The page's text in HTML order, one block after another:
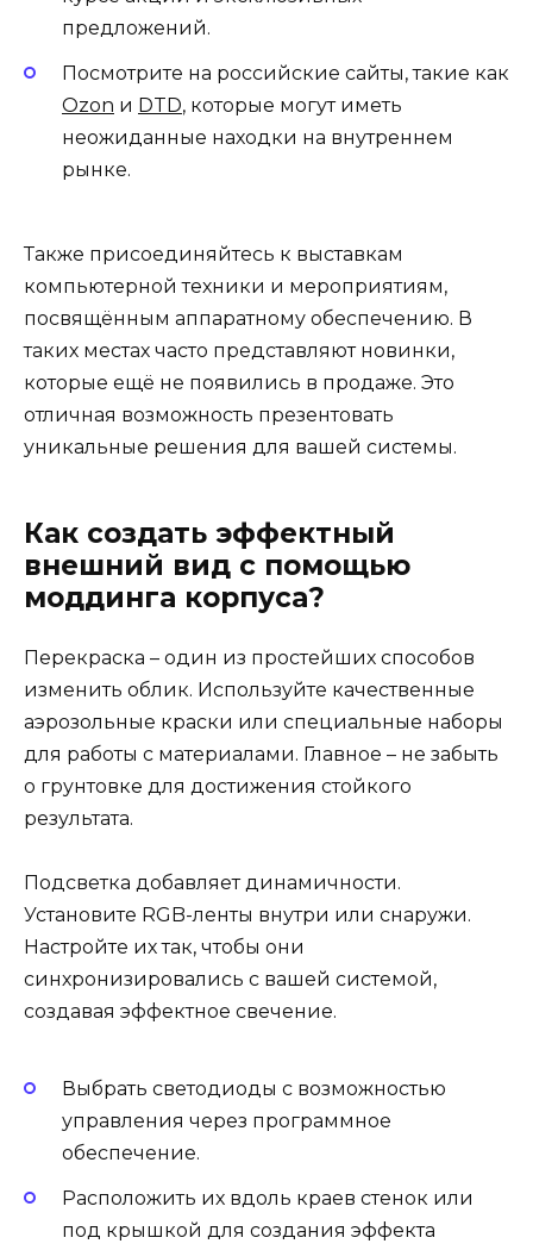
предложений.
Посмотрите на российские сайты, такие как
Ozon и DTD, которые могут иметь
неожиданные находки на внутреннем
рынке.
Также присоединяйтесь к выставкам
компьютерной техники и мероприятиям,
посвящённым аппаратному обеспечению. В
таких местах часто представляют новинки,
которые ещё не появились в продаже. Это
отличная возможность презентовать
уникальные решения для вашей системы.
Как создать эффектный
внешний вид с помощью
моддинга корпуса?
Перекраска – один из простейших способов
изменить облик. Используйте качественные
аэрозольные краски или специальные наборы
для работы с материалами. Главное – не забыть
о грунтовке для достижения стойкого
результата.
Подсветка добавляет динамичности.
Установите RGB-ленты внутри или снаружи.
Настройте их так, чтобы они
синхронизировались с вашей системой,
создавая эффектное свечение.
Выбрать светодиоды с возможностью
управления через программное
обеспечение.
Расположить их вдоль краев стенок или
под крышкой для создания эффекта